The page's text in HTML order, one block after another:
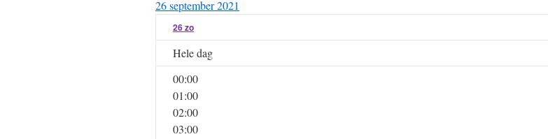
26 september 2021
26zo
Hele dag
00:00
01:00
02:00
03:00